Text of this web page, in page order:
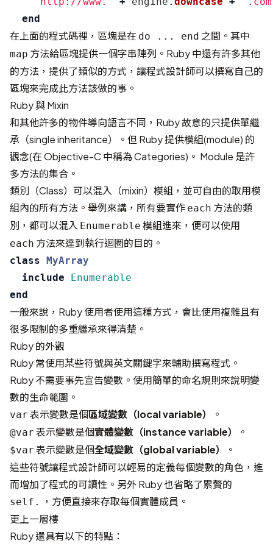
end
在上面的程式碼裡，區塊是在 do ... end 之間。其中
map 方法給區塊提供一個字串陣列。Ruby 中還有許多其他
的方法，提供了類似的方式，讓程式設計師可以撰寫自己的
區塊來完成此方法該做的事。
Ruby 與 Mixin
和其他許多的物件導向語言不同，Ruby 故意的只提供單繼
承（single inheritance）。但 Ruby 提供模組(module) 的
觀念(在 Objective-C 中稱為 Categories)。 Module 是許
多方法的集合。
類別（Class）可以混入（mixin）模組，並可自由的取用模
組內的所有方法。舉例來講，所有要實作 each 方法的類
別，都可以混入 Enumerable 模組進來，便可以使用
each 方法來達到執行迴圈的目的。
class MyArray
include
Enumerable
end
一般來說，Ruby 使用者使用這種方式，會比使用複雜且有
很多限制的多重繼承來得清楚。
Ruby 的外觀
Ruby 常使用某些符號與英文關鍵字來輔助撰寫程式。
Ruby 不需要事先宣告變數。使用簡單的命名規則來說明變
數的生命範圍。
var 表示變數是個區域變數（local variable） 。
@var 表示變數是個實體變數（instance variable） 。
$var 表示變數是個全域變數（global variable）
。
這些符號讓程式設計師可以輕易的定義每個變數的角色，進
而增加了程式的可讀性。另外 Ruby 也省略了累贅的
self.
，方便直接來存取每個實體成員。
更上一層樓
Ruby 還具有以下的特點：